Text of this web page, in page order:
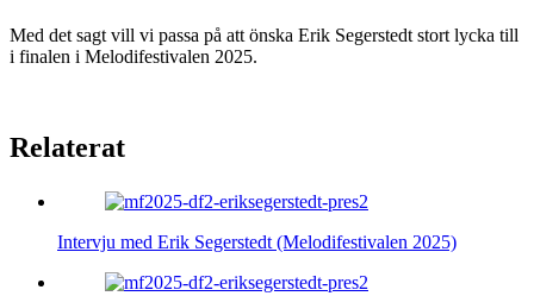
Med det sagt vill vi passa på att önska Erik Segerstedt stort lycka till
i finalen i Melodifestivalen 2025.
Relaterat
Intervju med Erik Segerstedt (Melodifestivalen 2025)